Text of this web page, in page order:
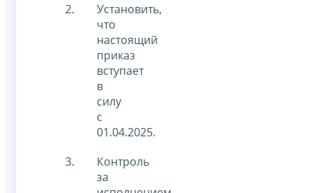
Установить,
что
настоящий
приказ
вступает
в
силу
c
01.04.2025.
Контроль
за